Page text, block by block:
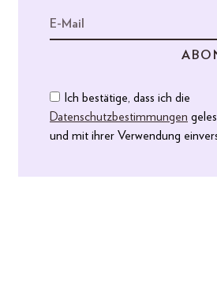
Ich bestätige, dass ich die
Datenschutzbestimmungen
und mit ihrer Verwendung